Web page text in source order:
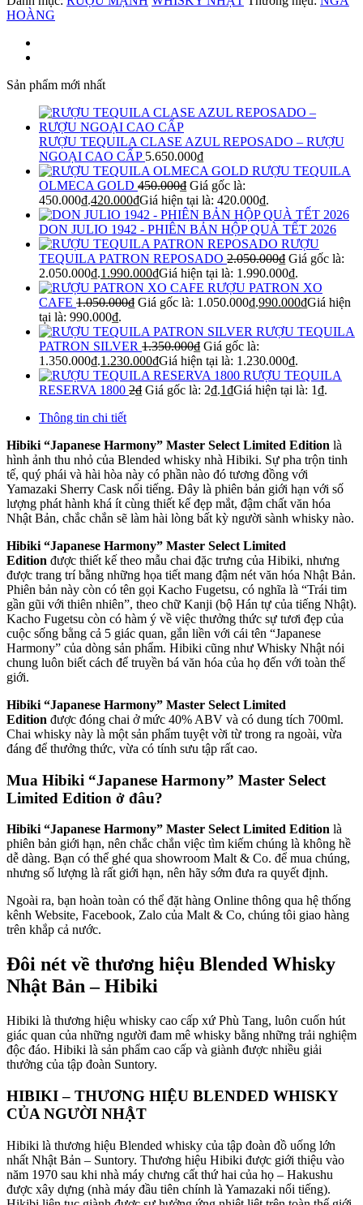
HOÀNG
Sản phẩm mới nhất
RƯỢU TEQUILA CLASE AZUL REPOSADO – RƯỢU
NGOẠI CAO CẤP 5.650.000₫
RƯỢU TEQUILA
OLMECA GOLD 450.000₫ Giá gốc là:
450.000₫.420.000₫Giá hiện tại là: 420.000₫.
DON JULIO 1942 - PHIÊN BẢN HỘP QUÀ TẾT 2026
RƯỢU
TEQUILA PATRON REPOSADO 2.050.000₫ Giá gốc là:
2.050.000₫.1.990.000₫Giá hiện tại là: 1.990.000₫.
RƯỢU PATRON XO
CAFE 1.050.000₫ Giá gốc là: 1.050.000₫.990.000₫Giá hiện
tại là: 990.000₫.
RƯỢU TEQUILA
PATRON SILVER 1.350.000₫ Giá gốc là:
1.350.000₫.1.230.000₫Giá hiện tại là: 1.230.000₫.
RƯỢU TEQUILA
RESERVA 1800 2₫ Giá gốc là: 2₫.1₫Giá hiện tại là: 1₫.
Thông tin chi tiết
Hibiki “Japanese Harmony” Master Select Limited Edition là
hình ảnh thu nhỏ của Blended whisky nhà Hibiki. Sự pha trộn tinh
tế, quý phái và hài hòa này có phần nào đó tương đồng với
Yamazaki Sherry Cask nổi tiếng. Đây là phiên bản giới hạn với số
lượng phát hành khá ít cùng thiết kế đẹp mắt, đậm chất văn hóa
Nhật Bản, chắc chắn sẽ làm hài lòng bất kỳ người sành whisky nào.
Hibiki “Japanese Harmony” Master Select Limited
Edition được thiết kế theo mẫu chai đặc trưng của Hibiki, nhưng
được trang trí bằng những họa tiết mang đậm nét văn hóa Nhật Bản.
Phiên bản này còn có tên gọi Kacho Fugetsu, có nghĩa là “Trái tim
gần gũi với thiên nhiên”, theo chữ Kanji (bộ Hán tự của tiếng Nhật).
Kacho Fugetsu còn có hàm ý về việc thưởng thức sự tươi đẹp của
cuộc sống bằng cả 5 giác quan, gắn liền với cái tên “Japanese
Harmony” của dòng sản phẩm. Hibiki cũng như Whisky Nhật nói
chung luôn biết cách để truyền bá văn hóa của họ đến với toàn thế
giới.
Hibiki “Japanese Harmony” Master Select Limited
Edition được đóng chai ở mức 40% ABV và có dung tích 700ml.
Chai whisky này là một sản phẩm tuyệt vời từ trong ra ngoài, vừa
đáng để thưởng thức, vừa có tính sưu tập rất cao.
Mua Hibiki “Japanese Harmony” Master Select
Limited Edition ở đâu?
Hibiki “Japanese Harmony” Master Select Limited Edition là
phiên bản giới hạn, nên chắc chắn việc tìm kiếm chúng là không hề
dễ dàng. Bạn có thể ghé qua showroom Malt & Co. để mua chúng,
nhưng số lượng là rất giới hạn, nên hãy sớm đưa ra quyết định.
Ngoài ra, bạn hoàn toàn có thể đặt hàng Online thông qua hệ thống
kênh Website, Facebook, Zalo của Malt & Co, chúng tôi giao hàng
trên khắp cả nước.
Đôi nét về thương hiệu Blended Whisky
Nhật Bản – Hibiki
Hibiki là thương hiệu whisky cao cấp xứ Phù Tang, luôn cuốn hút
giác quan của những người đam mê whisky bằng những trải nghiệm
độc đáo. Hibiki là sản phẩm cao cấp và giành được nhiều giải
thưởng của tập đoàn Suntory.
HIBIKI – THƯƠNG HIỆU BLENDED WHISKY
CỦA NGƯỜI NHẬT
Hibiki là thương hiệu Blended whisky của tập đoàn đồ uống lớn
nhất Nhật Bản – Suntory. Thương hiệu Hibiki được giới thiệu vào
năm 1970 sau khi nhà máy chưng cất thứ hai của họ – Hakushu
được xây dựng (nhà máy đầu tiên chính là Yamazaki nổi tiếng).